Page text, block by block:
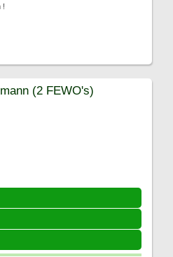
!
(2 FEWO's)